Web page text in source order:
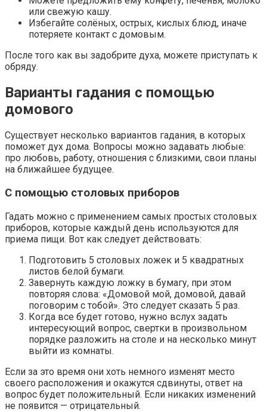
или свежую кашу.
Избегайте солёных, острых, кислых блюд, иначе
потеряете контакт с домовым.
После того как вы задобрите духа, можете приступать к
обряду.
Варианты гадания с помощью
домового
Существует несколько вариантов гадания, в которых
поможет дух дома. Вопросы можно задавать любые:
про любовь, работу, отношения с близкими, свои планы
на ближайшее будущее.
С помощью столовых приборов
Гадать можно с применением самых простых столовых
приборов, которые каждый день используются для
приема пищи. Вот как следует действовать:
Подготовить 5 столовых ложек и 5 квадратных
листов белой бумаги.
Завернуть каждую ложку в бумагу, при этом
повторяя слова: «Домовой мой, домовой, давай
поговорим с тобой». Это следует сказать 5 раз.
Когда все будет готово, нужно вслух задать
интересующий вопрос, свертки в произвольном
порядке разложить на столе и на несколько минут
выйти из комнаты.
Если за это время они хоть немного изменят место
своего расположения и окажутся сдвинуты, ответ на
вопрос будет положительный. Если никаких изменений
не появится — отрицательный.